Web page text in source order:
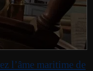
l’âme maritime de